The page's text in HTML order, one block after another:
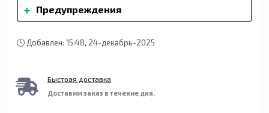
эйкозапентаеновая кислота (ЭПК),
докозагексаеновая кислота (ДГК). Другие
(желатин, глицерин, очищенная вода),
+ Предупреждения
Беременным и кормящим матерям, детям до 18
любого другого пищевого добавки.
Добавлен: 15:48, 24-декабрь-2025
Быстрая доставка
Доставим заказ в течение дня.